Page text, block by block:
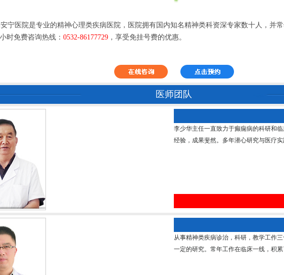
宁医院是专业的精神心理类疾病医院，医院拥有国内知名精神类科资深专家数十人，并
时免费咨询热线： 0532-86177729，享受免挂号费的优惠。
医师团队
李少华主任一直致力于癫痫病的科研和
经验，成果斐然。多年潜心研究与医疗
从事精神类疾病诊治，科研，教学工作
一定的研究。常年工作在临床一线，积